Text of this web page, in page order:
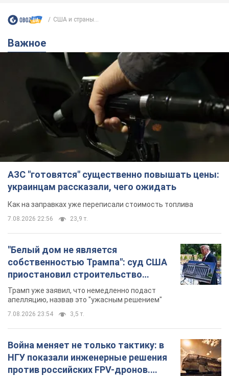
США и страны...
Важное
АЗС "готовятся" существенно повышать цены:
украинцам рассказали, чего ожидать
Как на заправках уже переписали стоимость топлива
7.08.2026 22:56 23,9 т.
"Белый дом не является
собственностью Трампа": суд США
приостановил строительство
бального зала стоимостью 400 млн
долларов
Трамп уже заявил, что немедленно подаст
апелляцию, назвав это "ужасным решением"
7.08.2026 23:54 3,5 т.
Война меняет не только тактику: в
НГУ показали инженерные решения
против российских FPV-дронов.